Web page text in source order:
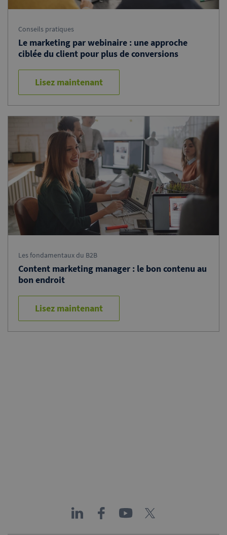
Conseils pratiques
Le marketing par webinaire : une approche
ciblée du client pour plus de conversions
Lisez maintenant
Les fondamentaux du B2B
Content marketing manager : le bon contenu au
bon endroit
Lisez maintenant